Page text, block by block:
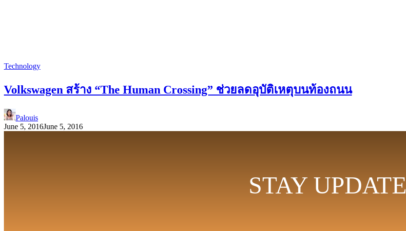
Technology
Volkswagen สร้าง “The Human Crossing” ช่วยลดอุบัติเหตุบนท้องถนน
Palouis
June 5, 2016June 5, 2016
STAY UPDATE